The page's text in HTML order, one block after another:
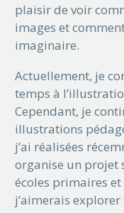
plaisir de voir
images et
imaginaire.
Actuellement, je
temps à
Cependant, je
illustrations
j’ai réalisées
organise un projet
écoles primaires et
j’aimerais